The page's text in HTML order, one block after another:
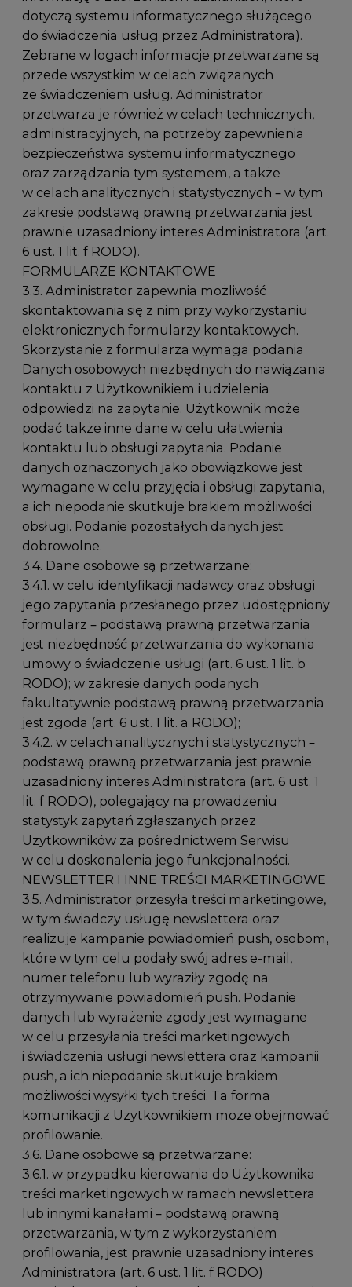
dotyczą systemu informatycznego służącego
do świadczenia usług przez Administratora).
Zebrane w logach informacje przetwarzane są
przede wszystkim w celach związanych
ze świadczeniem usług. Administrator
przetwarza je również w celach technicznych,
administracyjnych, na potrzeby zapewnienia
bezpieczeństwa systemu informatycznego
oraz zarządzania tym systemem, a także
w celach analitycznych i statystycznych – w tym
zakresie podstawą prawną przetwarzania jest
prawnie uzasadniony interes Administratora (art.
6 ust. 1 lit. f RODO).
FORMULARZE KONTAKTOWE
3.3. Administrator zapewnia możliwość
skontaktowania się z nim przy wykorzystaniu
elektronicznych formularzy kontaktowych.
Skorzystanie z formularza wymaga podania
Danych osobowych niezbędnych do nawiązania
kontaktu z Użytkownikiem i udzielenia
odpowiedzi na zapytanie. Użytkownik może
podać także inne dane w celu ułatwienia
kontaktu lub obsługi zapytania. Podanie
danych oznaczonych jako obowiązkowe jest
wymagane w celu przyjęcia i obsługi zapytania,
a ich niepodanie skutkuje brakiem możliwości
obsługi. Podanie pozostałych danych jest
dobrowolne.
3.4. Dane osobowe są przetwarzane:
3.4.1. w celu identyfikacji nadawcy oraz obsługi
jego zapytania przesłanego przez udostępniony
formularz – podstawą prawną przetwarzania
jest niezbędność przetwarzania do wykonania
umowy o świadczenie usługi (art. 6 ust. 1 lit. b
RODO); w zakresie danych podanych
fakultatywnie podstawą prawną przetwarzania
jest zgoda (art. 6 ust. 1 lit. a RODO);
3.4.2. w celach analitycznych i statystycznych –
podstawą prawną przetwarzania jest prawnie
uzasadniony interes Administratora (art. 6 ust. 1
lit. f RODO), polegający na prowadzeniu
statystyk zapytań zgłaszanych przez
Użytkowników za pośrednictwem Serwisu
w celu doskonalenia jego funkcjonalności.
NEWSLETTER I INNE TREŚCI MARKETINGOWE
3.5. Administrator przesyła treści marketingowe,
w tym świadczy usługę newslettera oraz
realizuje kampanie powiadomień push, osobom,
które w tym celu podały swój adres e-mail,
numer telefonu lub wyraziły zgodę na
otrzymywanie powiadomień push. Podanie
danych lub wyrażenie zgody jest wymagane
w celu przesyłania treści marketingowych
i świadczenia usługi newslettera oraz kampanii
push, a ich niepodanie skutkuje brakiem
możliwości wysyłki tych treści. Ta forma
komunikacji z Użytkownikiem może obejmować
profilowanie.
3.6. Dane osobowe są przetwarzane:
3.6.1. w przypadku kierowania do Użytkownika
treści marketingowych w ramach newslettera
lub innymi kanałami – podstawą prawną
przetwarzania, w tym z wykorzystaniem
profilowania, jest prawnie uzasadniony interes
Administratora (art. 6 ust. 1 lit. f RODO)